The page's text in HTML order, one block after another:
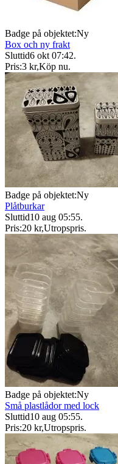
Badge på objektet:Ny
Box och ny frakt
Sluttid6 okt 07:42.
Pris:3 kr,Köp nu.
Badge på objektet:Ny
Plåtburkar
Sluttid10 aug 05:55.
Pris:20 kr,Utropspris.
Badge på objektet:Ny
Små plastlådor med lock
Sluttid10 aug 05:55.
Pris:20 kr,Utropspris.